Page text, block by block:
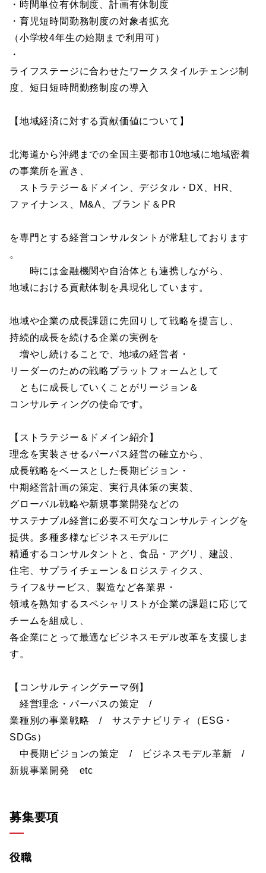
・時間単位有休制度、計画有休制度
・育児短時間勤務制度の対象者拡充
（小学校4年生の始期まで利用可）
・
ライフステージに合わせたワークスタイルチェンジ制
度、短日短時間勤務制度の導入
【地域経済に対する貢献価値について】
北海道から沖縄までの全国主要都市10地域に地域密着
の事業所を置き、
ストラテジー＆ドメイン、デジタル・DX、HR、
ファイナンス、M&A、ブランド＆PR
を専門とする経営コンサルタントが常駐しております
。
時には金融機関や自治体とも連携しながら、
地域における貢献体制を具現化しています。
地域や企業の成長課題に先回りして戦略を提言し、
持続的成長を続ける企業の実例を
増やし続けることで、地域の経営者・
リーダーのための戦略プラットフォームとして
ともに成長していくことがリージョン＆
コンサルティングの使命です。
【ストラテジー＆ドメイン紹介】
理念を実装させるパーパス経営の確立から、
成長戦略をベースとした長期ビジョン・
中期経営計画の策定、実行具体策の実装、
グローバル戦略や新規事業開発などの
サステナブル経営に必要不可欠なコンサルティングを
提供。多種多様なビジネスモデルに
精通するコンサルタントと、食品・アグリ、建設、
住宅、サプライチェーン＆ロジスティクス、
ライフ&サービス、製造など各業界・
領域を熟知するスペシャリストが企業の課題に応じて
チームを組成し、
各企業にとって最適なビジネスモデル改革を支援しま
す。
【コンサルティングテーマ例】
経営理念・パーパスの策定 /
業種別の事業戦略 / サステナビリティ（ESG・
SDGs）
中長期ビジョンの策定 / ビジネスモデル革新 /
新規事業開発 etc
募集要項
役職